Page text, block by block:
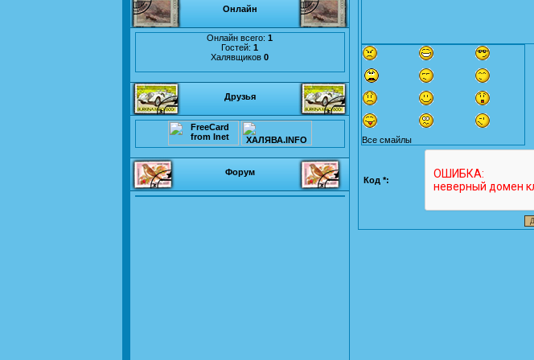
Онлайн
Онлайн всего: 1
Гостей: 1
Халявщиков 0
Друзья
Форум
Все смайлы
Код *: